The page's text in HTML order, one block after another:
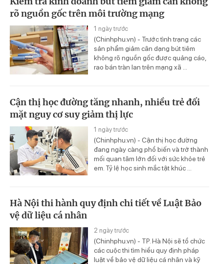
rõ nguồn gốc trên môi trường mạng
1 ngày trước
(Chinhphu.vn) - Trước tình trạng các
sản phẩm giảm cân dạng bút tiêm
không rõ nguồn gốc được quảng cáo,
rao bán tràn lan trên mạng xã ...
Cận thị học đường tăng nhanh, nhiều trẻ đối
mặt nguy cơ suy giảm thị lực
1 ngày trước
(Chinhphu.vn) - Cận thị học đường
đang ngày càng phổ biến và trở thành
mối quan tâm lớn đối với sức khỏe trẻ
em. Tỷ lệ học sinh mắc tật khúc ...
Hà Nội thi hành quy định chi tiết về Luật Bảo
vệ dữ liệu cá nhân
2 ngày trước
(Chinhphu.vn) - TP. Hà Nội sẽ tổ chức
các cuộc thi tìm hiểu quy định pháp
luật về bảo vệ dữ liệu cá nhân và kỹ